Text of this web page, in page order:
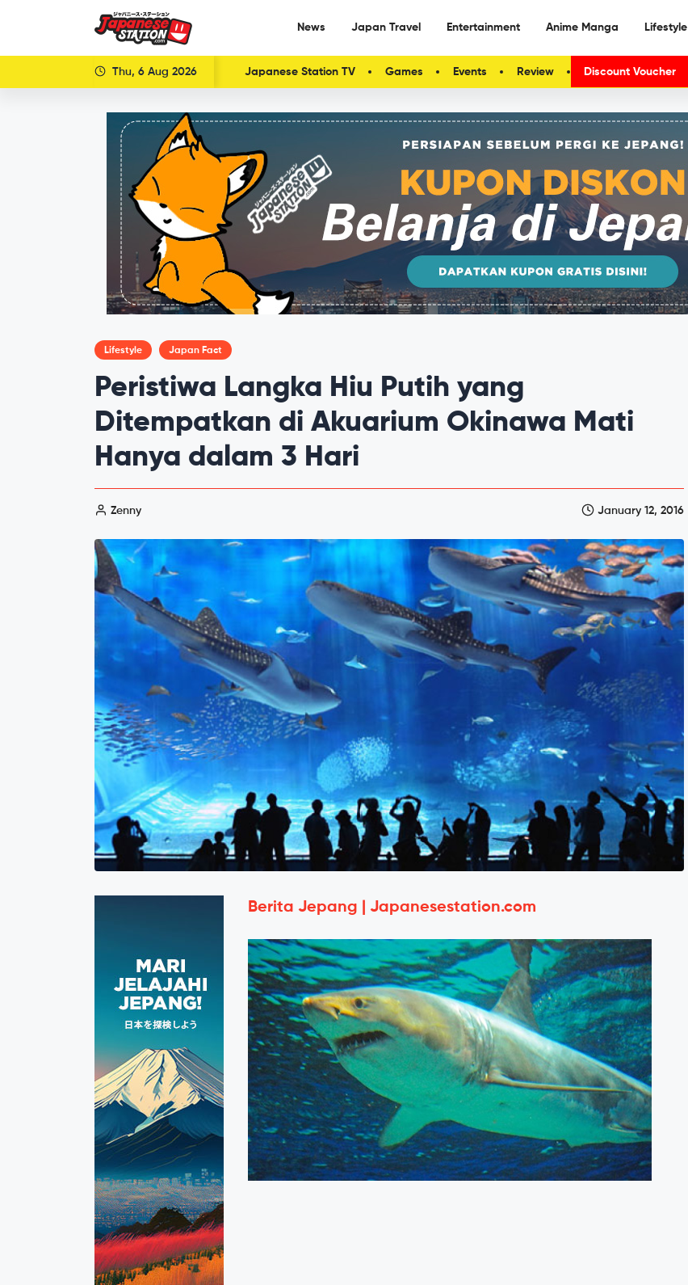
News Japan Travel Entertainment Anime Manga Lifestyle
Thu, 6 Aug 2026 Japanese Station TV Games Events Review Discount Voucher
Lifestyle Japan Fact
Peristiwa Langka Hiu Putih yang
Ditempatkan di Akuarium Okinawa Mati
Hanya dalam 3 Hari
Zenny January 12, 2016
Berita Jepang | Japanesestation.com